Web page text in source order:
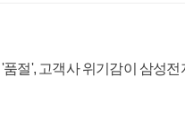
절', 고객사 위기감이 삼성전